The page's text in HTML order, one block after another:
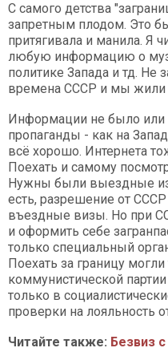
С самого детства
запретным плодом. Это
притягивала и манила. Я
любую информацию о
политике Запада и тд. Не
времена СССР и мы жили
Информации не было или
пропаганды - как на
всё хорошо. Интернета
Поехать и самому
Нужны были выездные
есть, разрешение от
въездные визы. Но при
и оформить себе
только специальный
Поехать за границу
коммунистической
только в
проверки на лояльность
Читайте также: Безвиз